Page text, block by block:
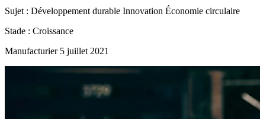
Sujet : Développement durable Innovation Économie circulaire
Stade : Croissance
Manufacturier 5 juillet 2021